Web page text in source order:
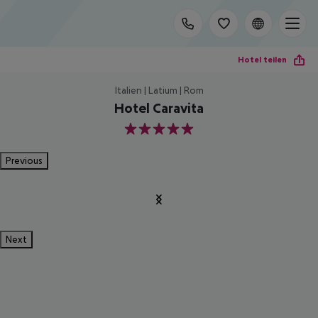
Hotel teilen
Italien | Latium | Rom
Hotel Caravita
5
Previous
Next